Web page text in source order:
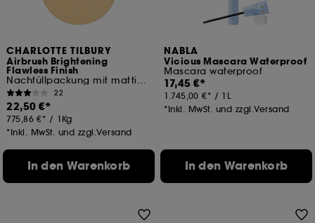
CHARLOTTE TILBURY
Airbrush Brightening
Flawless Finish
Nachfüllpackung mit mattierendem Puder
22
22,50 €
775,86 € / 1Kg
*Inkl. MwSt. und zzgl.Versand
In den Warenkorb
NABLA
Vicious Mascara Waterproof
Mascara waterproof
17,45 €
1.745,00 € / 1L
*Inkl. MwSt. und zzgl.Versand
In den Warenkorb